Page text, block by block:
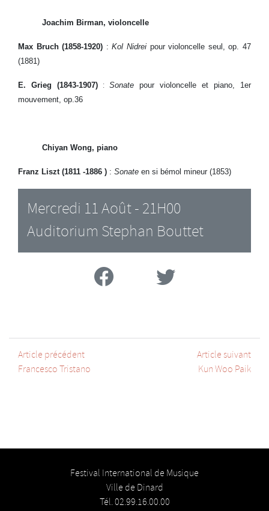
Joachim Birman, violoncelle
Max Bruch (1858-1920) :Kol Nidrei pour violoncelle seul, op. 47
(1881)
E. Grieg (1843-1907) : Sonate pour violoncelle et piano, 1er
mouvement, op.36
Chiyan Wong, piano
Franz Liszt (1811 -1886 ) : Sonate en si bémol mineur (1853)
Mercredi 11 Août - 21H00
Auditorium Stephan Bouttet
FacebookTwitter
Article précédent
Francesco Tristano
Article suivant
Kun Woo Paik
Festival International de Musique
Ville de Dinard
Tél. 02.99.16.00.00